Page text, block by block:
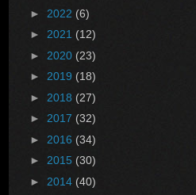
► 2022 (6)
► 2021 (12)
► 2020 (23)
► 2019 (18)
► 2018 (27)
► 2017 (32)
► 2016 (34)
► 2015 (30)
► 2014 (40)